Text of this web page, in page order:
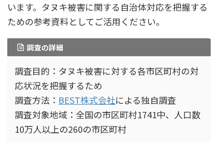
います。タヌキ被害に関する自治体対応を把握する
ための参考資料としてご活用ください。
調査の詳細
調査目的：タヌキ被害に対する各市区町村の対
応状況を把握するため
調査方法： BEST株式会社による独自調査
調査対象地域：全国の市区町村1741中、人口数
10万人以上の260の市区町村